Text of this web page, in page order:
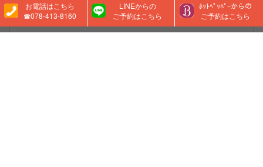
お電話はこちら
☎078-413-8160
LINEからの
ご予約はこちら
ﾎｯﾄﾍﾟｯﾊﾟｰからの
ご予約はこちら